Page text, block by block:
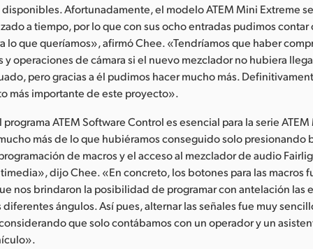
Afortunadamente, el modelo ATEM Mini Extreme
a tiempo, por lo que con sus ocho entradas pudimos contar
lo que queríamos», afirmó Chee. «Tendríamos que haber
y operaciones de cámara si el nuevo mezclador no hubiera
pero gracias a él pudimos hacer mucho más.
más importante de este proyecto».
programa ATEM Software Control es esencial para la serie
más de lo que hubiéramos conseguido solo presionando
de macros y el acceso al mezclador de audio
dijo Chee. «En concreto, los botones para las macros
nos brindaron la posibilidad de programar con antelación las
ángulos. Así pues, alternar las señales fue muy
que solo contábamos con un operador y un